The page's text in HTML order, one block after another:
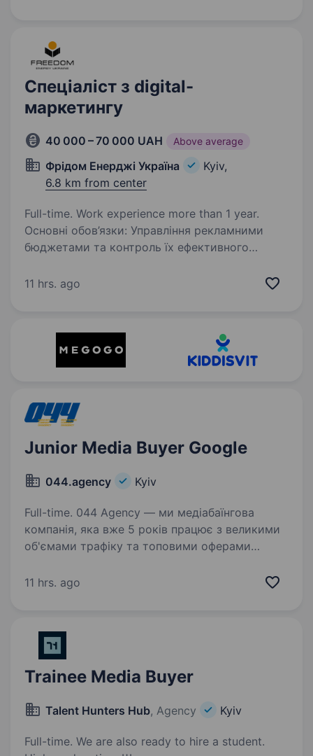
Спеціаліст з digital-
маркетингу
40 000 – 70 000 UAH Above average
Фрідом Енерджі Україна
Kyiv,
6.8 km from center
Full-time. Work experience more than 1 year.
Основні обов’язки: Управління рекламними
бюджетами та контроль їх ефективного
цільових аудиторій (ремаркетинг, Look-alike,
11 hrs. ago
Junior Media Buyer Google
044.аgency Kyiv
Full-time. 044 Agency — ми медіабаїнгова
компанія, яка вже 5 років працює з великими
об'ємами трафіку та топовими оферами
процеси так, аби баєр міг фокусуватись
11 hrs. ago
Trainee Media Buyer
Talent Hunters Hub, Agency Kyiv
Full-time. We are also ready to hire a student.